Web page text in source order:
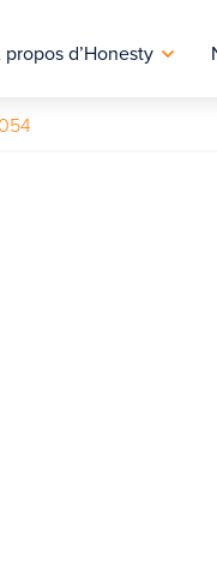
propos d’Honesty